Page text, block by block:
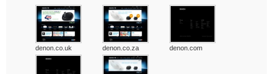
denon.co.uk denon.co.za denon.com